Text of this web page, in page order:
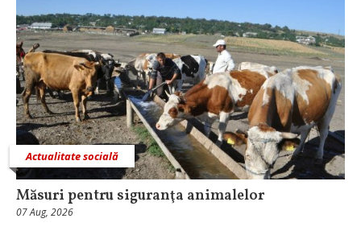
Actualitate socială
Măsuri pentru siguranţa animalelor
07 Aug, 2026